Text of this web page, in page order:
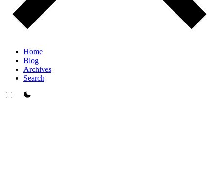
Home
Blog
Archives
Search
theme switcher